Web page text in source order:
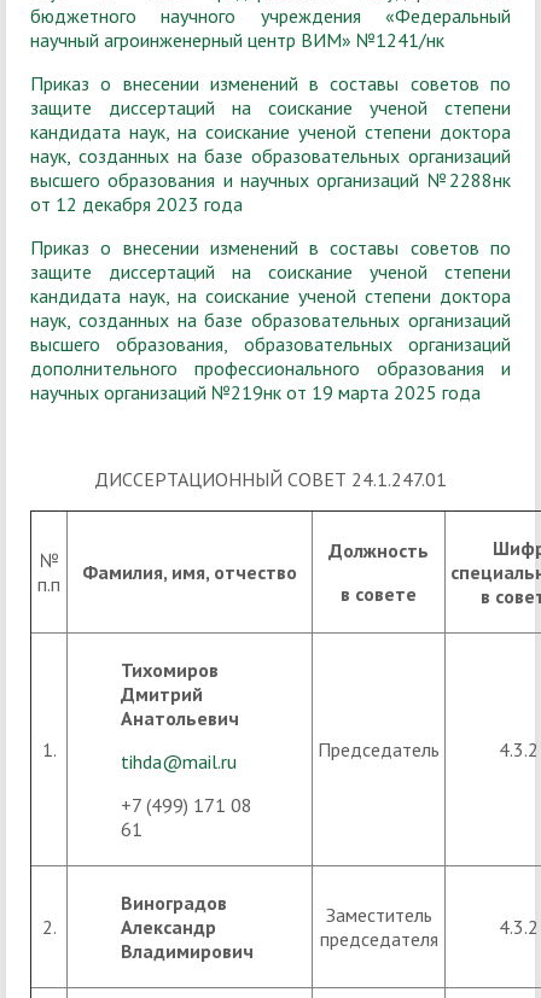
бюджетного научного учреждения «Федеральный
научный агроинженерный центр ВИМ» №1241/нк
Приказ о внесении изменений в составы советов по
защите диссертаций на соискание ученой степени
кандидата наук, на соискание ученой степени доктора
наук, созданных на базе образовательных организаций
высшего образования и научных организаций №2288нк
от 12 декабря 2023 года
Приказ о внесении изменений в составы советов по
защите диссертаций на соискание ученой степени
кандидата наук, на соискание ученой степени доктора
наук, созданных на базе образовательных организаций
высшего образования, образовательных организаций
дополнительного профессионального образования и
научных организаций №219нк от 19 марта 2025 года
ДИССЕРТАЦИОННЫЙ СОВЕТ 24.1.247.01
№
п.п
Фамилия, имя, отчество
Должность
в совете
в
1.
Тихомиров
Дмитрий
Анатольевич
tihda@mail.ru
+7 (499) 171 08
61
Председатель 4.3.2
2.
Виноградов
Александр
Владимирович
Заместитель
председателя
4.3.2